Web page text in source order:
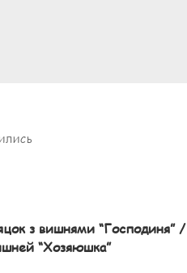
з вишнями “Господиня”
“Хозяюшка”